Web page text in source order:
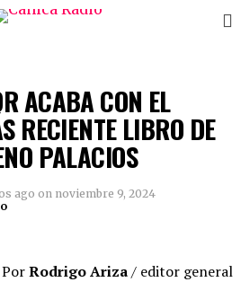
ACABA CON EL
RECIENTE LIBRO DE
PALACIOS
ago on noviembre 9, 2024
PorRodrigo Ariza/ editor general